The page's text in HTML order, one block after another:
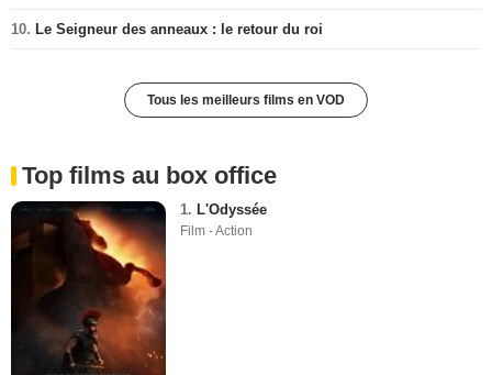
10. Le Seigneur des anneaux : le retour du roi
Tous les meilleurs films en VOD
Top films au box office
1. L'Odyssée
Film - Action